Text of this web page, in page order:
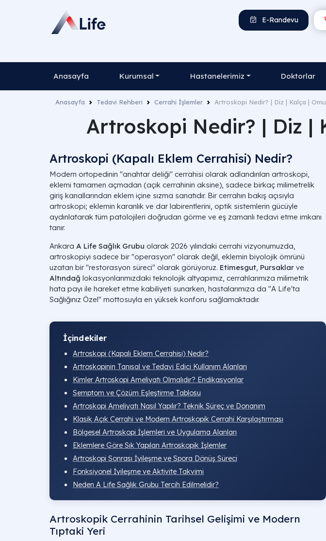
E-Randevu
Anasayfa Kurumsal Hastanelerimiz Doktorlar
Anasayfa Tedavi Rehberi Cerrahi İşlemler Artroskopi Nedir? | Diz | Kalça |
Artroskopi Nedir? | Diz |
Artroskopi (Kapalı Eklem Cerrahisi) Nedir?
Modern ortopedinin "anahtar deliği" cerrahisi olarak adlandırılan artroskopi,
eklemi tamamen açmadan (açık cerrahinin aksine), sadece birkaç milimetrelik
giriş kanallarından eklem içine sızma sanatıdır. Bir cerrahın bakış açısıyla
artroskopi; eklemin karanlık ve dar labirentlerini, optik sistemlerin gücüyle
aydınlatarak tüm patolojileri doğrudan görme ve eş zamanlı tedavi etme imkanı
tanır.
Ankara A Life Sağlık Grubu olarak 2026 yılındaki cerrahi vizyonumuzda,
artroskopiyi sadece bir "operasyon" olarak değil, eklemin biyolojik ömrünü
uzatan bir "restorasyon süreci" olarak görüyoruz. Etimesgut, Pursaklar ve
Altındağ lokasyonlarımızdaki teknolojik altyapımız, cerrahlarımıza milimetrik
hata payı ile hareket etme kabiliyeti sunarken, hastalarımıza da "A Life'ta
Sağlığınız Özel" mottosuyla en yüksek konforu sağlamaktadır.
İçindekiler
Artroskopi (Kapalı Eklem Cerrahisi) Nedir?
Artroskopinin Tanısal ve Tedavi Edici Kullanım Alanları
Kimler Artroskopi Ameliyatı Olmalıdır? Endikasyonlar
Semptom ve Çözüm Eşleştirme Tablosu
Artroskopi Ameliyatı Nasıl Yapılır? Teknik Süreç ve Donanım
Klasik Açık Cerrahi ve Modern Artroskopik Cerrahi Karşılaştırması
Bölgesel Artroskopi İşlemleri ve Uygulama Alanları
Eklemlere Göre Sık Yapılan Artroskopik İşlemler
Artroskopi Sonrası İyileşme ve Spora Dönüş Süreci
Fonksiyonel İyileşme ve Aktivite Takvimi
Neden A Life Sağlık Grubu Tercih Edilmelidir?
Artroskopik Cerrahinin Tarihsel Gelişimi ve Modern
Tıptaki Yeri